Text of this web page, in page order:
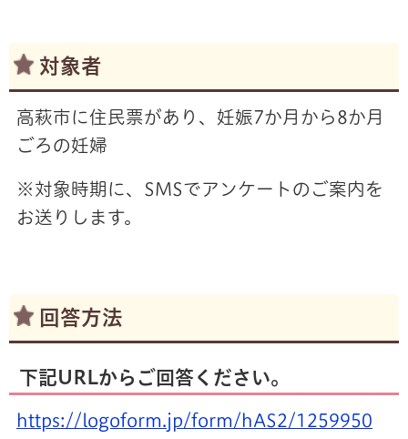
対象者
高萩市に住民票があり、妊娠7か月から8か月
ごろの妊婦
※対象時期に、SMSでアンケートのご案内を
お送りします。
回答方法
下記URLからご回答ください。
https://logoform.jp/form/hAS2/1259950